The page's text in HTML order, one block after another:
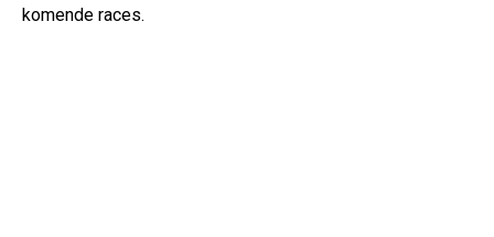
komende races.